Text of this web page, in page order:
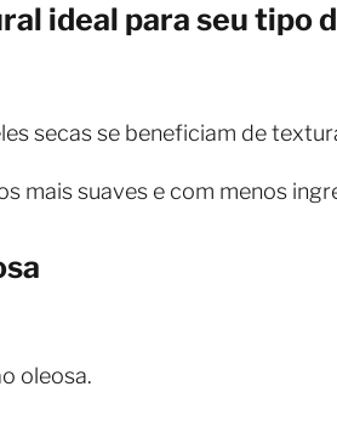
ideal para seu tipo
secas se beneficiam de
mais suaves e com menos
oleosa.